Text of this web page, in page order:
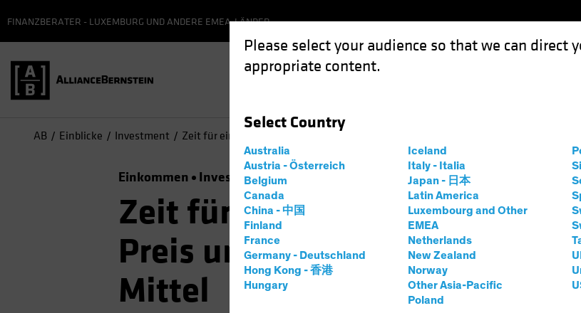
Please select your audience so that we can direct
appropriate content.
Select Country
Australia
Austria - Österreich
Belgium
Canada
China - 中国
Finland
France
Germany - Deutschland
Hong Kong - 香港
Hungary
Iceland
Italy - Italia
Japan - 日本
Latin America
Luxembourg and Other
EMEA
Netherlands
New Zealand
Norway
Other Asia-Pacific
Poland
FINANZBERATER - LUXEMBURG UND ANDERE EMEA-LÄNDER
AB Einblicke Investment Zeit für eine Pause? Der hohe Preis ungenutzter liquider Mittel
Einkommen Investieren im Spätzyklus Steigende Zinsen
Zeit für eine Pause? Der hohe
Preis ungenutzter liquider
Mittel